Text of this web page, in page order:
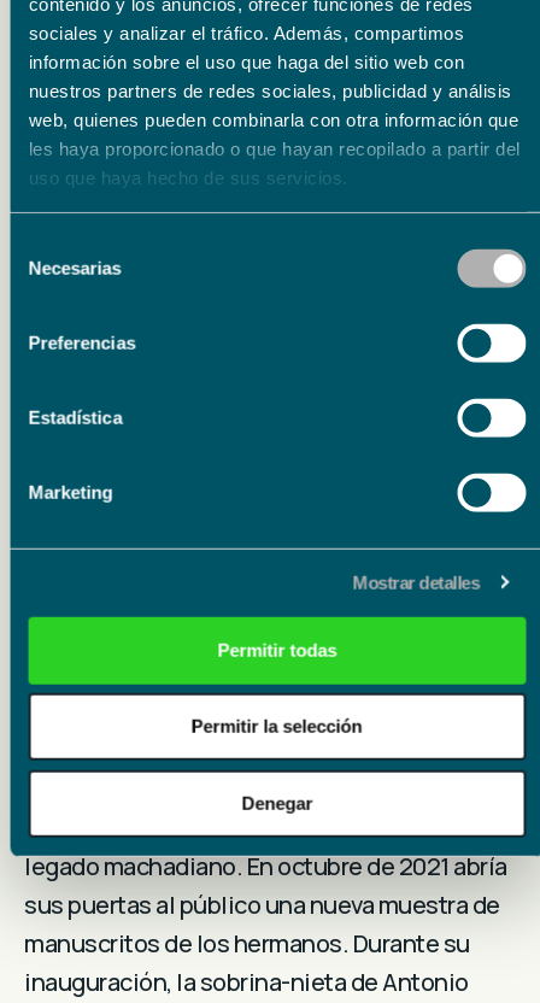
sociales y analizar el tráfico. Además, compartimos
información sobre el uso que haga del sitio web con
nuestros partners de redes sociales, publicidad y análisis
web, quienes pueden combinarla con otra información que
les haya proporcionado o que hayan recopilado a partir del
uso que haya hecho de sus servicios.
Necesarias
Preferencias
Estadística
Marketing
Mostrar detalles
Permitir todas
Permitir la selección
Denegar
Fundación Unicaja de Málaga en la plaza del
Obispo ha inaugurado una nueva muestra con
fondos de los hermanos Machado. Esta
exposición está estructurada en doce zonas
habilitadas en la planta baja del edificio y en
conformando la muestra documental del
más extensa realizada hasta el momento. Se
de los hermanos Antonio y Manuel con los
con la colaboración del Centro que lleva su
nombre en Málaga, así como con la
proyección del documental de RTVE
«Andando caminos» y con un homenaje
plástico de autores como Pablo Picasso,
Joaquín Peinado o Ben Silbert.
El Centro Cultural Fundación Unicaja de Cádiz
ha sido el último espacio en el que se ha
inaugurado una exposición con fondos del
legado machadiano. En octubre de 2021 abría
sus puertas al público una nueva muestra de
manuscritos de los hermanos. Durante su
inauguración, la sobrina-nieta de Antonio